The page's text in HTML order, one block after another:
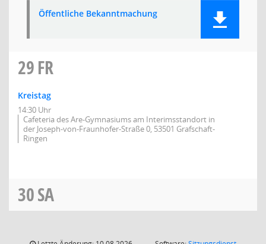
Öffentliche Bekanntmachung
29FR
Kreistag
14:30 Uhr
Cafeteria des Are-Gymnasiums am Interimsstandort in
der Joseph-von-Fraunhofer-Straße 0, 53501 Grafschaft-
Ringen
30SA